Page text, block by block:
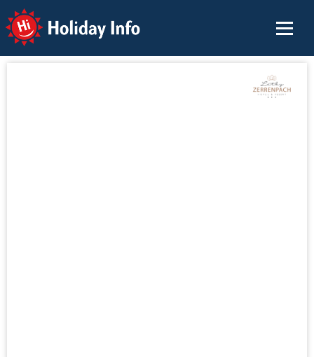
Holiday Info